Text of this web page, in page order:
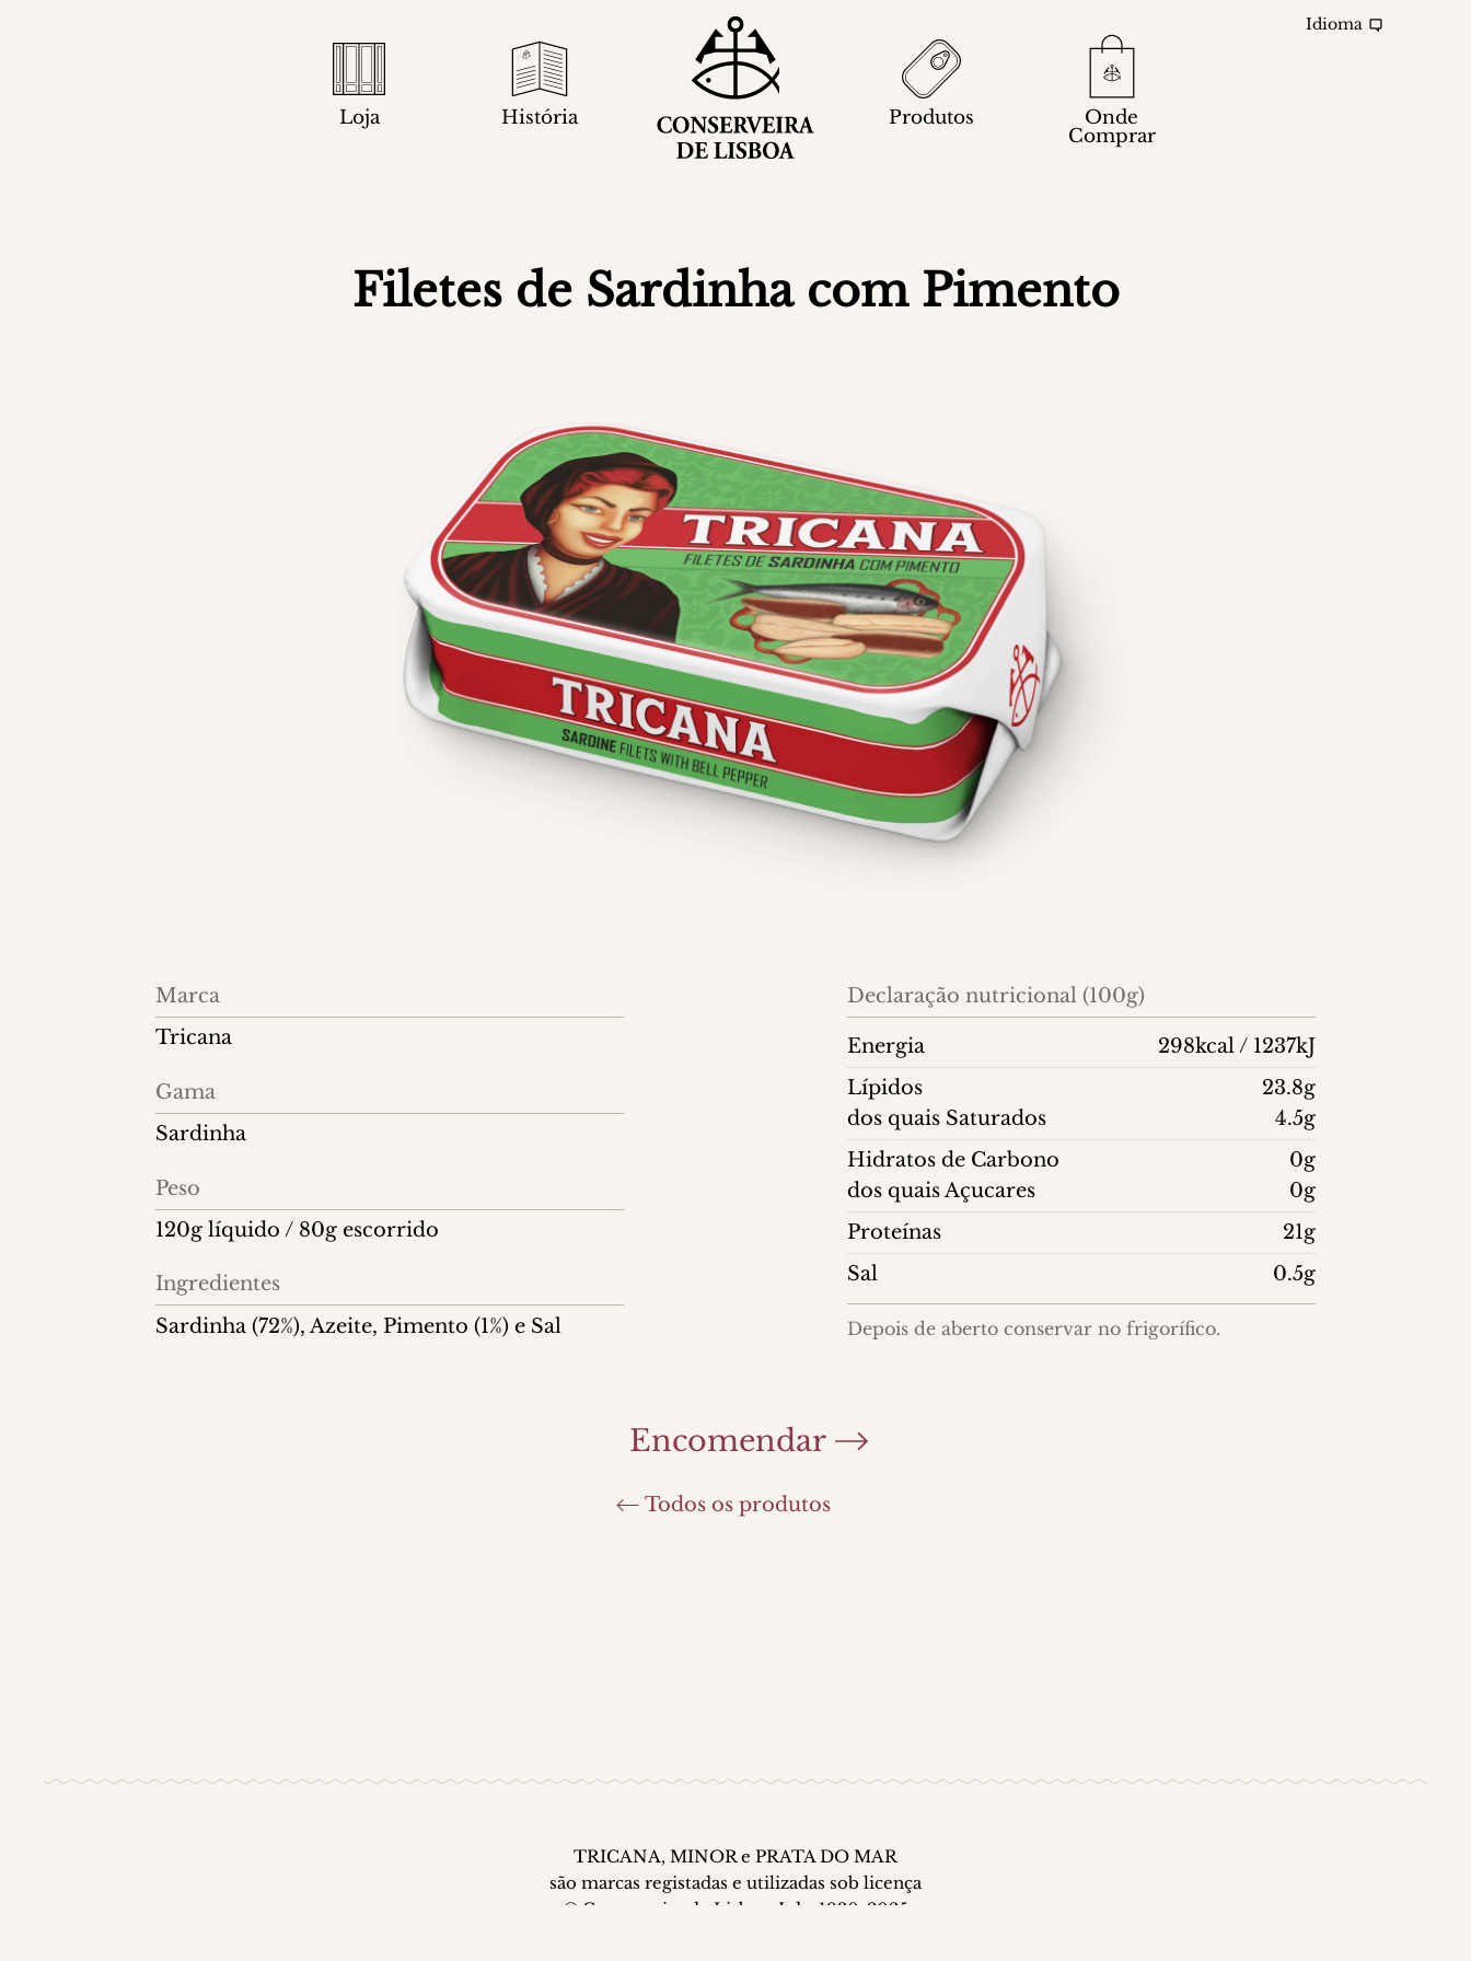
Idioma
Loja História Produtos Onde
Comprar
Filetes de Sardinha com Pimento
Informações
do
Marca
Tricana
Gama
Sardinha
Peso
120g líquido / 80g escorrido
Ingredientes
Sardinha (72%), Azeite, Pimento (1%) e Sal
Declaração nutricional (100g)
Energia
298kcal / 1237kJ
Lípidos
23.8g
dos quais Saturados
4.5g
Hidratos de Carbono
0g
dos quais Açucares
0g
Proteínas
21g
Sal
0.5g
Depois de aberto conservar no frigorífico.
Encomendar
Todos os produtos
TRICANA, MINOR e PRATA DO MAR
são marcas registadas e utilizadas sob licença
© Conserveira de Lisboa, Lda. 1930-2025